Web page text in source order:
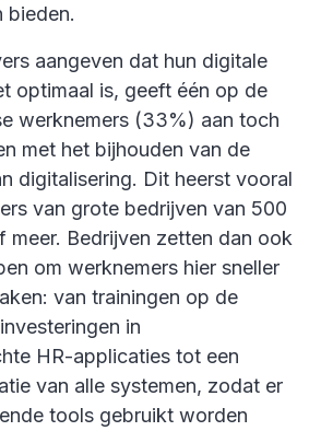
bieden.
aangeven dat hun digitale
optimaal is, geeft één op de
werknemers (33%) aan toch
met het bijhouden van de
digitalisering. Dit heerst vooral
van grote bedrijven van 500
meer. Bedrijven zetten dan ook
om werknemers hier sneller
van trainingen op de
in
HR-applicaties tot een
van alle systemen, zodat er
tools gebruikt worden